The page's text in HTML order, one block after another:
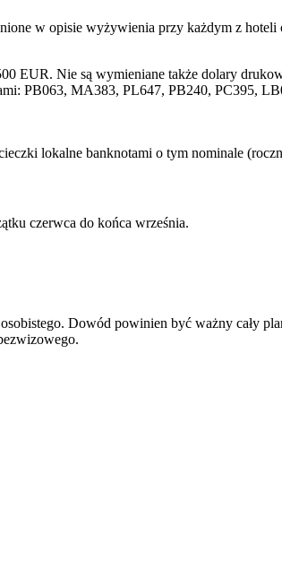
w opisie wyżywienia przy każdym z
EUR. Nie są wymieniane także dolary
PB063, MA383, PL647, PB240, PC395,
lokalne banknotami o tym nominale
czerwca do końca września.
Dowód powinien być ważny cały